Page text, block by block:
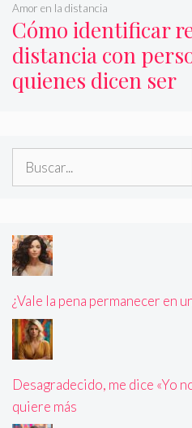
Cómo identificar
distancia con
quienes dicen ser
Amor en la distancia
Buscar:
¿Vale la pena permanecer en
Desagradecido, me dice «Yo
quiere más